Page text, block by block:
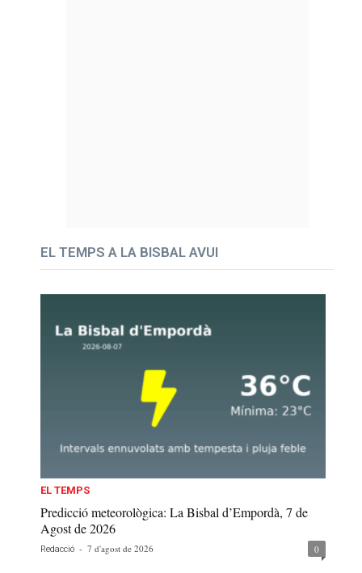
EL TEMPS A LA BISBAL AVUI
EL TEMPS
Predicció meteorològica: La Bisbal d’Empordà, 7 de
Agost de 2026
Redacció - 7 d'agost de 2026 0